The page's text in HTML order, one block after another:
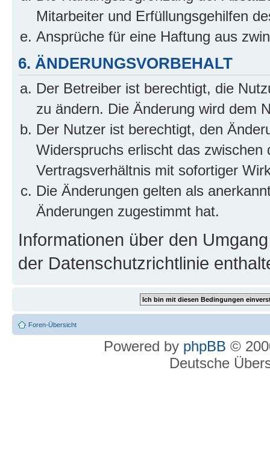
Mitarbeiter und Erfüllungsgehilfen
Ansprüche für eine Haftung aus
6. ÄNDERUNGSVORBEHALT
Der Betreiber ist berechtigt, die
zu ändern. Die Änderung wird dem
Der Nutzer ist berechtigt, den
Widerspruchs erlischt das
Vertragsverhältnis mit sofortiger
Die Änderungen gelten als
Änderungen zugestimmt hat.
Informationen über den
der Datenschutzrichtlinie
Foren-Übersicht
Powered by phpBB ©
Deutsche